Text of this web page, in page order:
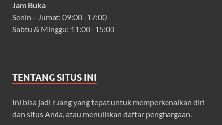
Jam Buka
Senin—Jumat: 09:00–17:00
Sabtu & Minggu: 11:00–15:00
TENTANG SITUS INI
Ini bisa jadi ruang yang tepat untuk memperkenalkan diri
dan situs Anda, atau menuliskan daftar penghargaan.